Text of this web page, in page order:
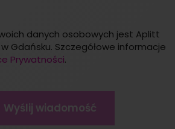
danych osobowych jest Aplitt
Gdańsku. Szczegółowe informacje
Prywatności.